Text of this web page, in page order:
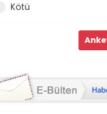
Kötü